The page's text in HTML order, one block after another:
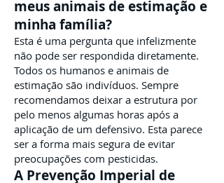
meus animais de estimação e
minha família?
Esta é uma pergunta que infelizmente
não pode ser respondida diretamente.
Todos os humanos e animais de
estimação são indivíduos. Sempre
recomendamos deixar a estrutura por
pelo menos algumas horas após a
aplicação de um defensivo. Esta parece
ser a forma mais segura de evitar
preocupações com pesticidas.
A Prevenção Imperial de